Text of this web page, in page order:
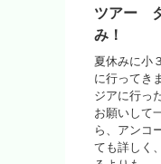
ツアー
み！
夏休みに小
に行ってき
ジアに行っ
お願いして
ら、アンコ
ても詳しく